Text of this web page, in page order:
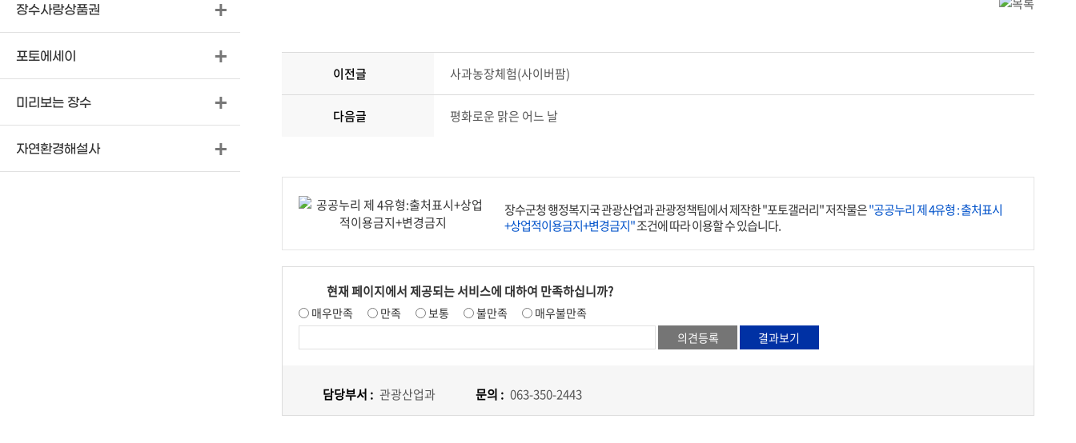
장수사랑상품권
포토에세이
미리보는 장수
자연환경해설사
이전글 사과농장체험(사이버팜)
다음글 평화로운 맑은 어느 날
장수군청 행정복지국 관광산업과 관광정책팀에서 제작한 "포토갤러리" 저작물은"공공누리 제 4유형 : 출처표시
+상업적이용금지+변경금지"조건에 따라 이용할 수 있습니다.
현재 페이지에서 제공되는 서비스에 대하여 만족하십니까?
매우만족 만족 보통 불만족 매우불만족
담당부서 : 관광산업과 문의 : 063-350-2443